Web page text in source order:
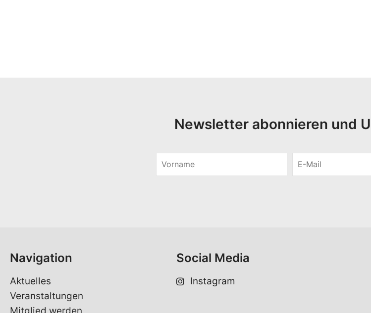
Newsletter abonnieren und
r
M
Navigation
Aktuelles
Veranstaltungen
Mitglied werden
Social Media
Instagram